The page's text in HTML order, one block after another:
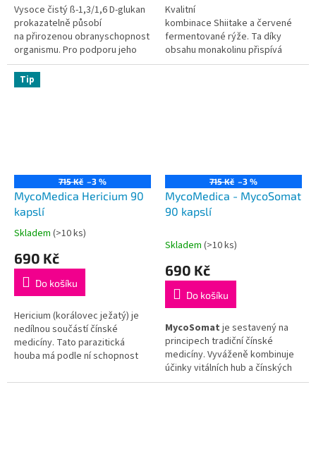
5
hvězdiček.
Vysoce čistý ß-1,3/1,6 D-glukan
prokazatelně působí
na přirozenou obranyschopnost
organismu. Pro podporu jeho
účinků jsme přidali vitamín C.
Doporučujeme užívat spolu
s medicinálními houbami.
5
hvězdiček.
Kvalitní
kombinace Shiitake a červené
fermentované rýže. Ta díky
obsahu monakolinu přispívá
k udržení normální hladiny
Tip
715 Kč –3 %
MycoMedica Hericium 90
kapslí
Průměrné
produktu
5,0
5
hvězdiček.
Skladem (>10 ks)
690 Kč
Do košíku
Hericium (korálovec ježatý) je
nedílnou součástí čínské
medicíny. Tato parazitická
houba má podle ní schopnost
Vyzkoušejte ji v ideálním
715 Kč –3 %
MycoMedica - MycoSomat
90 kapslí
Skladem (>10 ks)
690 Kč
Do košíku
MycoSomat je sestavený na
principech tradiční čínské
medicíny. Vyváženě kombinuje
účinky vitálních hub a čínských
bylinek. Směs vychází sice z